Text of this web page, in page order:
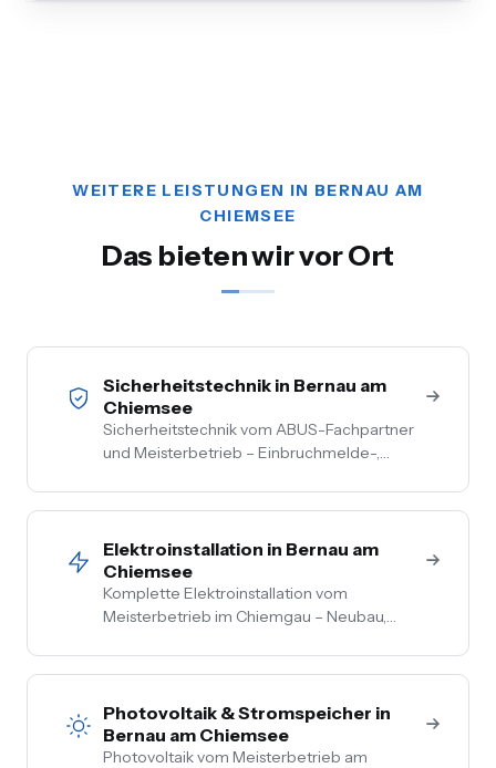
WEITERE LEISTUNGEN IN BERNAU AM
CHIEMSEE
Das bieten wir vor Ort
Sicherheitstechnik in Bernau am
Chiemsee
Sicherheitstechnik vom ABUS-Fachpartner
und Meisterbetrieb – Einbruchmelde-,
Gewerbekunden im Chiemgau. Kostenlose
Begehung.
Elektroinstallation in Bernau am
Chiemsee
Komplette Elektroinstallation vom
Meisterbetrieb im Chiemgau – Neubau,
zur Steckdose aus einer Hand. Festpreis
Photovoltaik & Stromspeicher in
Bernau am Chiemsee
Photovoltaik vom Meisterbetrieb am